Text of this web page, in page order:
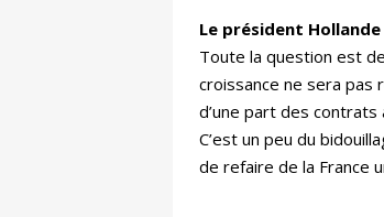
Le président
Toute la question est
croissance ne sera pas
d’une part des
C’est un peu du
de refaire de la France